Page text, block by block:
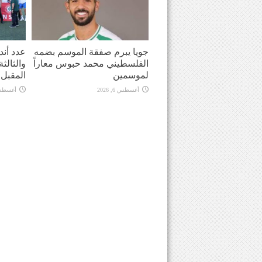
جويا يبرم صفقة الموسم بضمه
الفلسطيني محمد حبوس معاراً
لموسمين
أغسطس 6, 2026
عدد
المقبل
أغسطس